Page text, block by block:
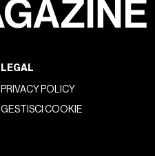
LEGAL
PRIVACY POLICY
GESTISCI COOKIE